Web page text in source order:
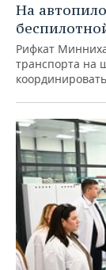
На
Рифкат
транспорта на